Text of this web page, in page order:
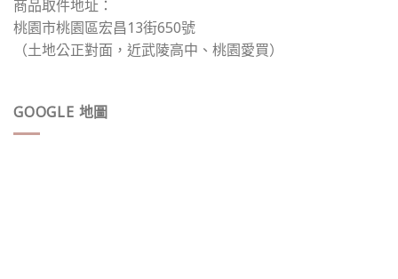
商品取件地址：
桃園市桃園區宏昌13街650號
（土地公正對面，近武陵高中、桃園愛買）
GOOGLE 地圖